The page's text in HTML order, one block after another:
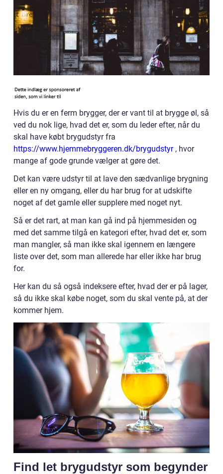
Hvis du er en ferm brygger, der er vant til at brygge øl, så
ved du nok lige, hvad det er, som du leder efter, når du
skal have købt brygudstyr fra
https://www.hjemmebryggeren.dk/brygudstyr, hvor
mange af gode grunde vælger at gøre det.
Det kan være udstyr til at lave den sædvanlige brygning
eller en ny omgang, eller du har brug for at udskifte
noget af det gamle eller supplere med noget nyt.
Så er det rart, at man kan gå ind på hjemmesiden og
med det samme tilgå en kategori efter, hvad det er, som
man mangler, så man ikke skal igennem en længere
liste over det, som man allerede har eller ikke har brug
for.
Her kan du så også indeksere efter, hvad der er på lager,
så du ikke skal købe noget, som du skal vente på, at der
kommer hjem.
Find let brygudstyr som begynder